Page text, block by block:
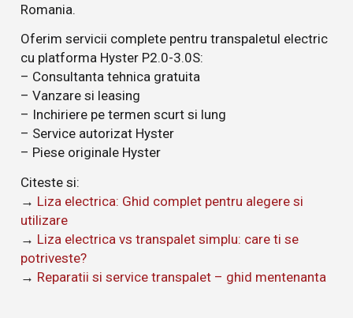
Romania.
Oferim servicii complete pentru transpaletul electric
cu platforma Hyster P2.0-3.0S:
– Consultanta tehnica gratuita
– Vanzare si leasing
– Inchiriere pe termen scurt si lung
– Service autorizat Hyster
– Piese originale Hyster
Citeste si:
→ Liza electrica: Ghid complet pentru alegere si
utilizare
→ Liza electrica vs transpalet simplu: care ti se
potriveste?
→ Reparatii si service transpalet – ghid mentenanta